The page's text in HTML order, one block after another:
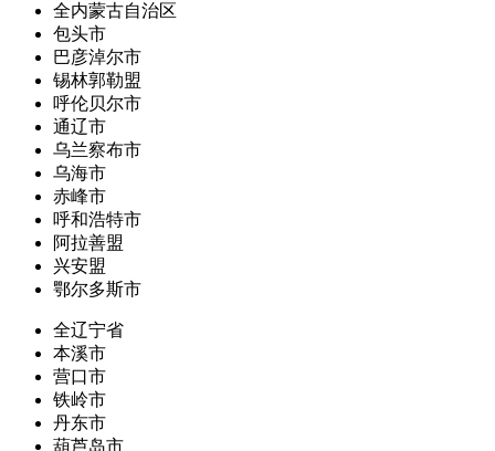
全内蒙古自治区
包头市
巴彦淖尔市
锡林郭勒盟
呼伦贝尔市
通辽市
乌兰察布市
乌海市
赤峰市
呼和浩特市
阿拉善盟
兴安盟
鄂尔多斯市
全辽宁省
本溪市
营口市
铁岭市
丹东市
葫芦岛市